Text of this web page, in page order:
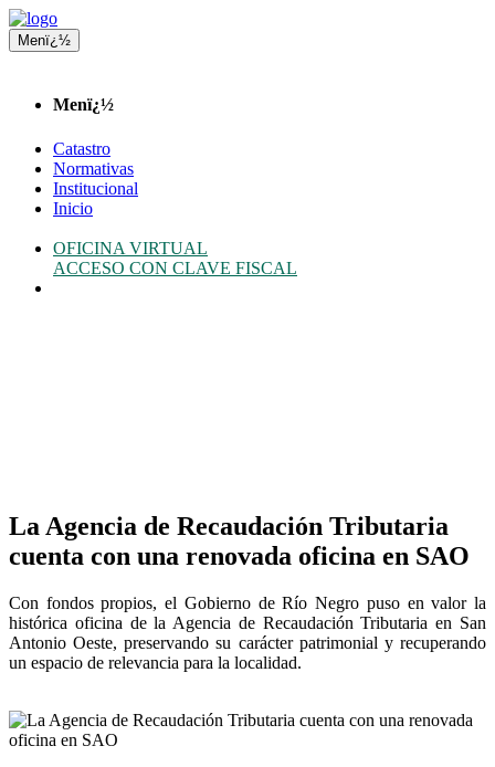
Menï¿½
Menï¿½
Catastro
Normativas
Institucional
Inicio
OFICINA VIRTUAL
ACCESO CON CLAVE FISCAL
La Agencia de Recaudación Tributaria
cuenta con una renovada oficina en SAO
Con fondos propios, el Gobierno de Río Negro puso en valor la
histórica oficina de la Agencia de Recaudación Tributaria en San
Antonio Oeste, preservando su carácter patrimonial y recuperando
un espacio de relevancia para la localidad.